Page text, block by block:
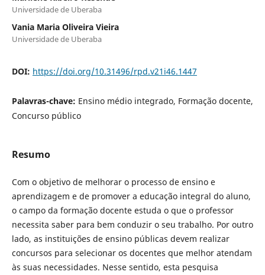
Universidade de Uberaba
Vania Maria Oliveira Vieira
Universidade de Uberaba
DOI: https://doi.org/10.31496/rpd.v21i46.1447
Palavras-chave: Ensino médio integrado, Formação docente,
Concurso público
Resumo
Com o objetivo de melhorar o processo de ensino e
aprendizagem e de promover a educação integral do aluno,
o campo da formação docente estuda o que o professor
necessita saber para bem conduzir o seu trabalho. Por outro
lado, as instituições de ensino públicas devem realizar
concursos para selecionar os docentes que melhor atendam
às suas necessidades. Nesse sentido, esta pesquisa